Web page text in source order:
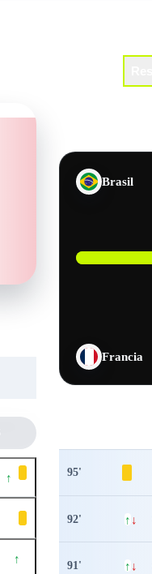
↑
↑
Brasil
Francia
95'
92' ↑ ↓
91' ↑ ↓